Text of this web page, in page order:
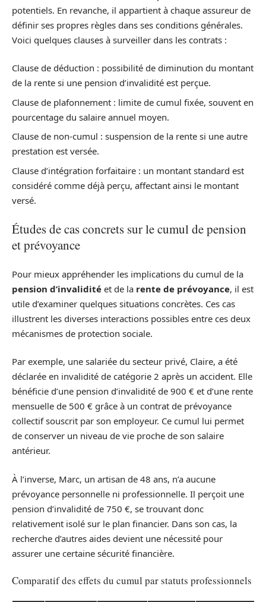
potentiels. En revanche, il appartient à chaque assureur de
définir ses propres règles dans ses conditions générales.
Voici quelques clauses à surveiller dans les contrats :
Clause de déduction : possibilité de diminution du montant
de la rente si une pension d’invalidité est perçue.
Clause de plafonnement : limite de cumul fixée, souvent en
pourcentage du salaire annuel moyen.
Clause de non-cumul : suspension de la rente si une autre
prestation est versée.
Clause d’intégration forfaitaire : un montant standard est
considéré comme déjà perçu, affectant ainsi le montant
versé.
Études de cas concrets sur le cumul de pension
et prévoyance
Pour mieux appréhender les implications du cumul de la
pension d’invalidité et de la rente de prévoyance, il est
utile d’examiner quelques situations concrètes. Ces cas
illustrent les diverses interactions possibles entre ces deux
mécanismes de protection sociale.
Par exemple, une salariée du secteur privé, Claire, a été
déclarée en invalidité de catégorie 2 après un accident. Elle
bénéficie d’une pension d’invalidité de 900 € et d’une rente
mensuelle de 500 € grâce à un contrat de prévoyance
collectif souscrit par son employeur. Ce cumul lui permet
de conserver un niveau de vie proche de son salaire
antérieur.
À l’inverse, Marc, un artisan de 48 ans, n’a aucune
prévoyance personnelle ni professionnelle. Il perçoit une
pension d’invalidité de 750 €, se trouvant donc
relativement isolé sur le plan financier. Dans son cas, la
recherche d’autres aides devient une nécessité pour
assurer une certaine sécurité financière.
Comparatif des effets du cumul par statuts professionnels